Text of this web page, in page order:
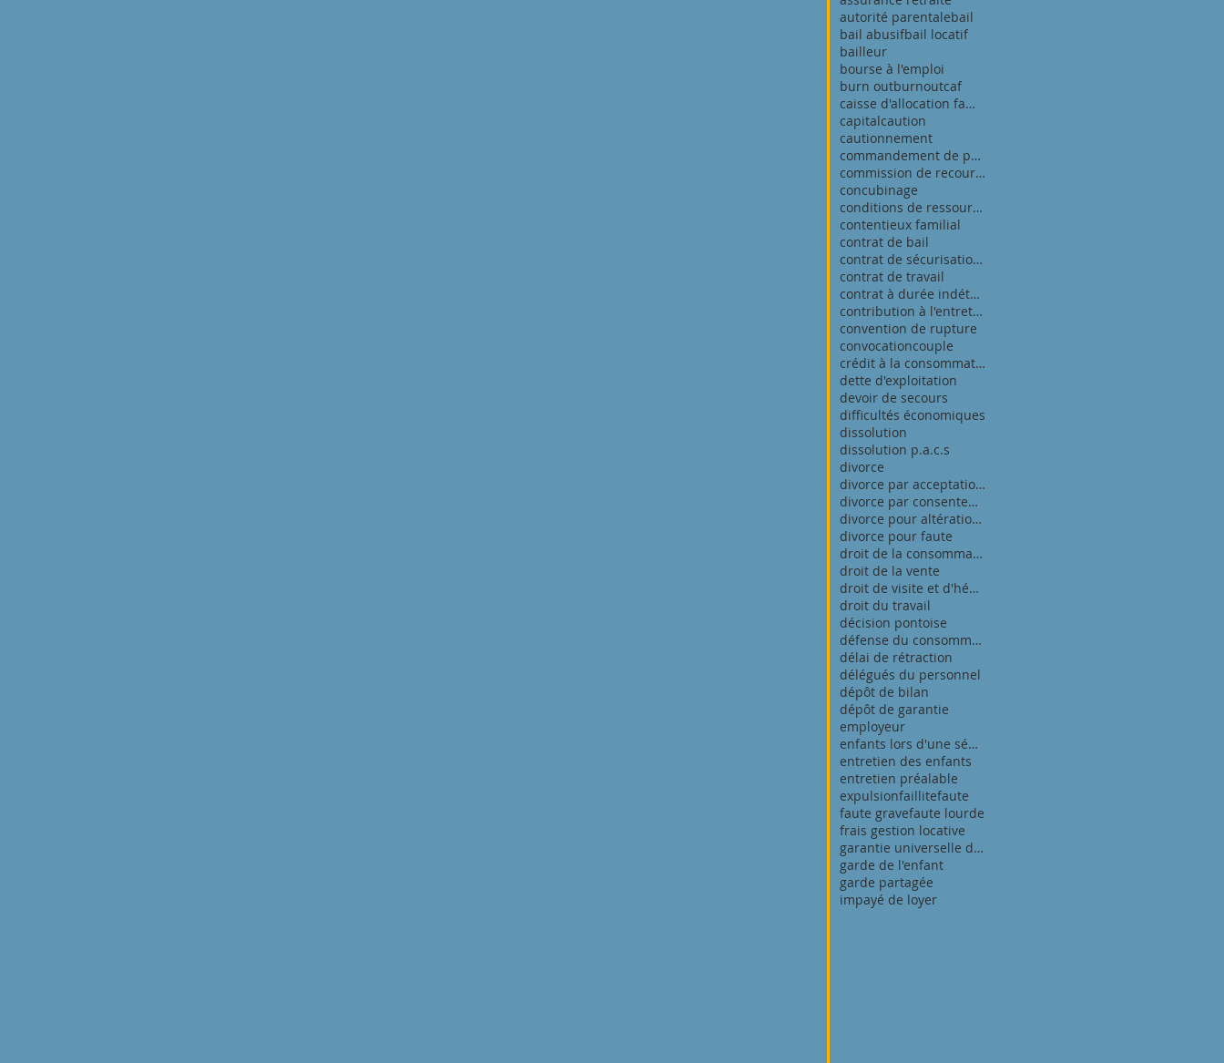
autorité parentalebail
bail abusifbail locatif
bailleur
bourse à l'emploi
burn outburnoutcaf
caisse d'allocation familiale
capitalcaution
cautionnement
commandement de payer
commission de recours amiable
concubinage
conditions de ressources pour a.j
contentieux familial
contrat de bail
contrat de sécurisation professionnelle
contrat de travail
contrat à durée indéterminée
contribution à l'entretien et à l'éducatio
convention de rupture
convocationcouple
crédit à la consommation
dette d'exploitation
devoir de secours
difficultés économiques
dissolution
dissolution p.a.c.s
divorce
divorce par acceptation du principe de la rupture
divorce par consentement mutuel
divorce pour altération définitive du lien conjuga
divorce pour faute
droit de la consommation
droit de la vente
droit de visite et d'hébergement
droit du travail
décision pontoise
défense du consommateur
délai de rétraction
délégués du personnel
dépôt de bilan
dépôt de garantie
employeur
enfants lors d'une séparation
entretien des enfants
entretien préalable
expulsionfaillitefaute
faute gravefaute lourde
frais gestion locative
garantie universelle des loyers (gul)
garde de l'enfant
garde partagée
impayé de loyer